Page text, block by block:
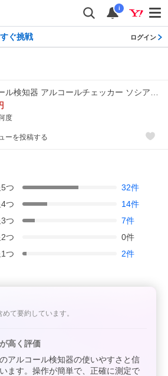
i
ぐ挑戦 ログイン
度
ーを投稿する
5つ 32件
4つ 14件
3つ 7件
2つ 0件
1つ 2件
て要約しています。
高く評価
アルコール検知器の使いやすさと信
ます。操作が簡単で、正確に測定で